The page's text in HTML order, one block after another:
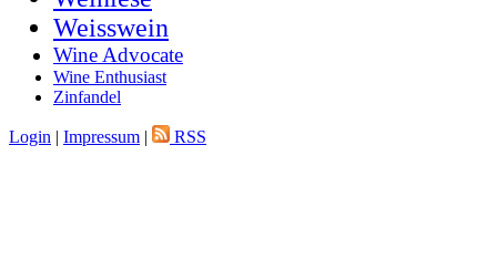
Weisswein
Wine Advocate
Wine Enthusiast
Zinfandel
Login | Impressum | RSS